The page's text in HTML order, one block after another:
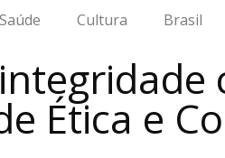
Saúde Cultura Brasil
Ética e